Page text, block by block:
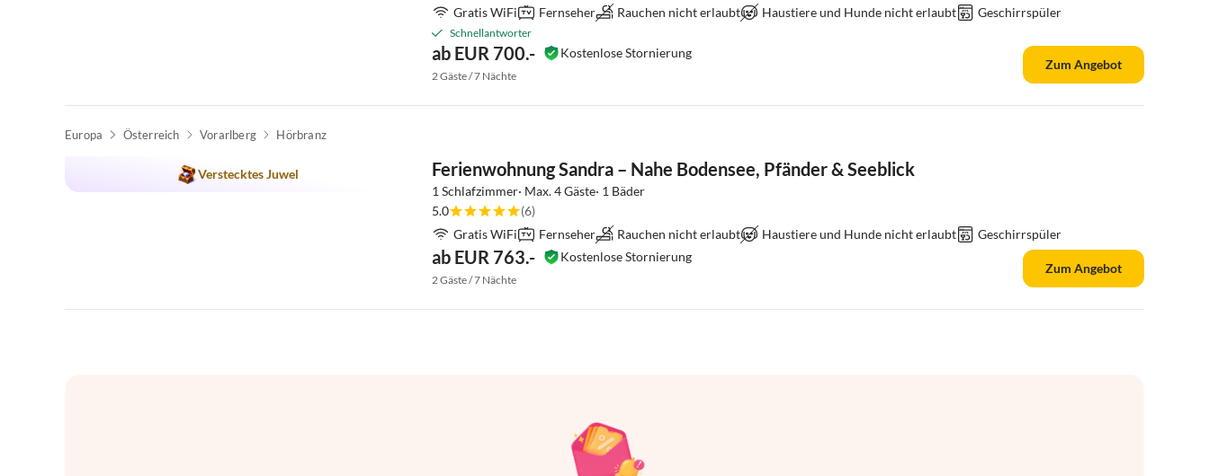
Gratis WiFi
Fernseher Rauchen nicht erlaubt Haustiere und Hunde nicht erlaubt Geschirrspüler
Schnellantworter
ab EUR 700.- Kostenlose Stornierung
2 Gäste / 7 Nächte
Zum Angebot
Europa Österreich Vorarlberg Hörbranz
Verstecktes Juwel Ferienwohnung Sandra – Nahe Bodensee, Pfänder & Seeblick
1 Schlafzimmer· Max. 4 Gäste· 1 Bäder
5.0
(6)
Gratis WiFi
Fernseher Rauchen nicht erlaubt Haustiere und Hunde nicht erlaubt Geschirrspüler
ab EUR 763.- Kostenlose Stornierung
2 Gäste / 7 Nächte
Zum Angebot